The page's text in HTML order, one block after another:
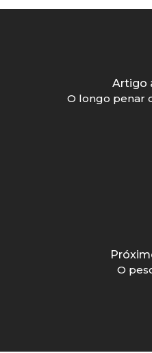
Artigo
O longo penar
O